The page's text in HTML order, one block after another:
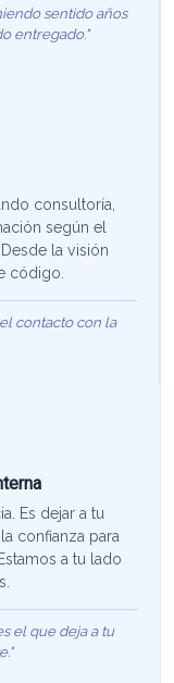
sentido años
entregado."
consultoría,
según el
la visión
código.
contacto con la
Es dejar a tu
confianza para
a tu lado
el que deja a tu